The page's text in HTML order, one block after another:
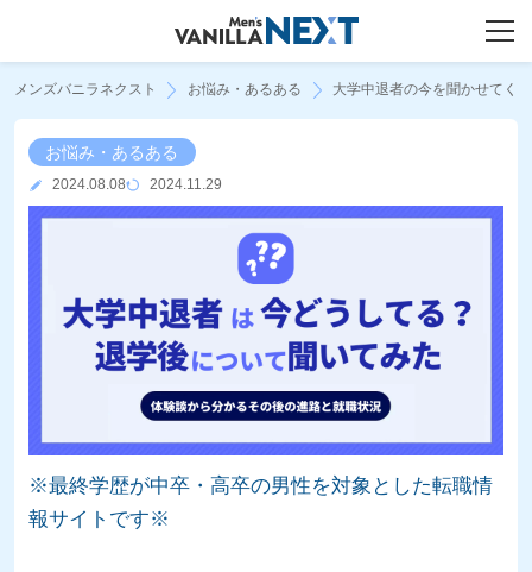
メンズバニラネクスト お悩み・あるある 大学中退者の今を聞かせてく
お悩み・あるある
2024.08.08 2024.11.29
※最終学歴が中卒・高卒の男性を対象とした転職情
報サイトです※